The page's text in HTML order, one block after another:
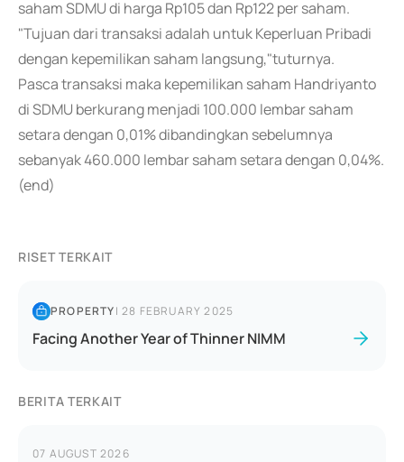
saham SDMU di harga Rp105 dan Rp122 per saham.
"Tujuan dari transaksi adalah untuk Keperluan Pribadi
dengan kepemilikan saham langsung,"tuturnya.
Pasca transaksi maka kepemilikan saham Handriyanto
di SDMU berkurang menjadi 100.000 lembar saham
setara dengan 0,01% dibandingkan sebelumnya
sebanyak 460.000 lembar saham setara dengan 0,04%.
(end)
RISET TERKAIT
PROPERTY|28 FEBRUARY 2025
Facing Another Year of Thinner NIMM
BERITA TERKAIT
07 AUGUST 2026